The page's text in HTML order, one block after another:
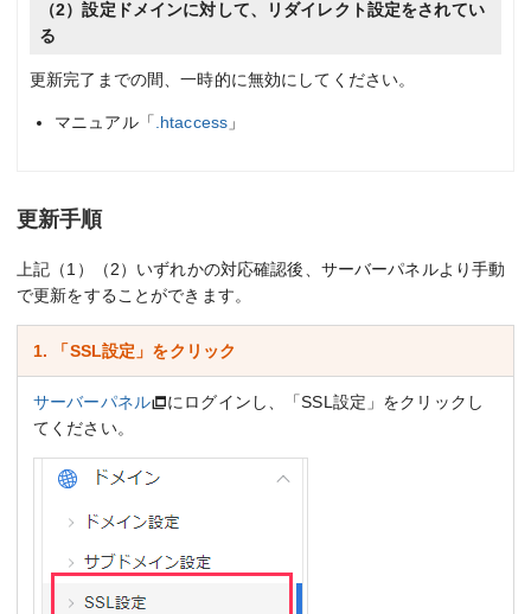
（2）設定ドメインに対して、リダイレクト設定をされてい
る
更新完了までの間、一時的に無効にしてください。
マニュアル「 .htaccess 」
更新手順
上記（1）（2）いずれかの対応確認後、サーバーパネルより手動
で更新をすることができます。
1. 「SSL設定」をクリック
サーバーパネル
にログインし、「SSL設定」をクリックし
てください。